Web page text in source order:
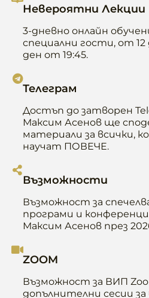
Невероятни Лекции
3-дневно онлайн
специални гости, от 12
ден от 19:45.
Телеграм
Достъп до затворен
Максим Асенов ще
материали за всички,
научат ПОВЕЧЕ.
Възможности
Възможност за
програми и
Максим Асенов през
ZOOM
Възможност за ВИП
допълнителни сесии